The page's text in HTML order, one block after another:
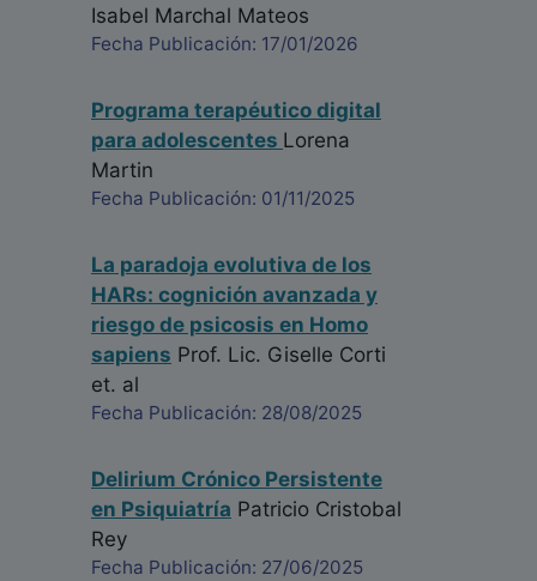
Isabel Marchal Mateos
Fecha Publicación: 17/01/2026
Programa terapéutico digital
para adolescentes Lorena
Martin
Fecha Publicación: 01/11/2025
La paradoja evolutiva de los
HARs: cognición avanzada y
riesgo de psicosis en Homo
sapiens Prof. Lic. Giselle Corti
et. al
Fecha Publicación: 28/08/2025
Delirium Crónico Persistente
en Psiquiatría Patricio Cristobal
Rey
Fecha Publicación: 27/06/2025